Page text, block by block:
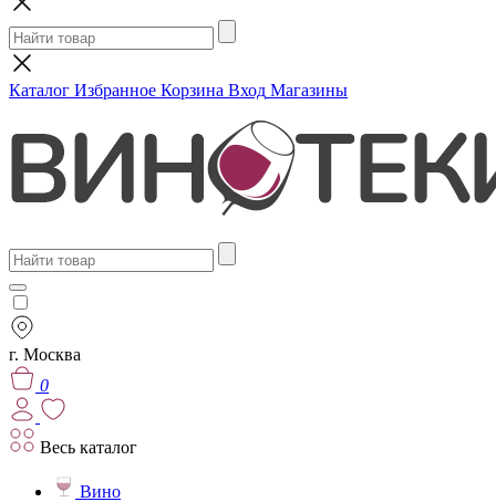
Каталог Избранное Корзина Вход Магазины
г. Москва
0
Весь каталог
Вино